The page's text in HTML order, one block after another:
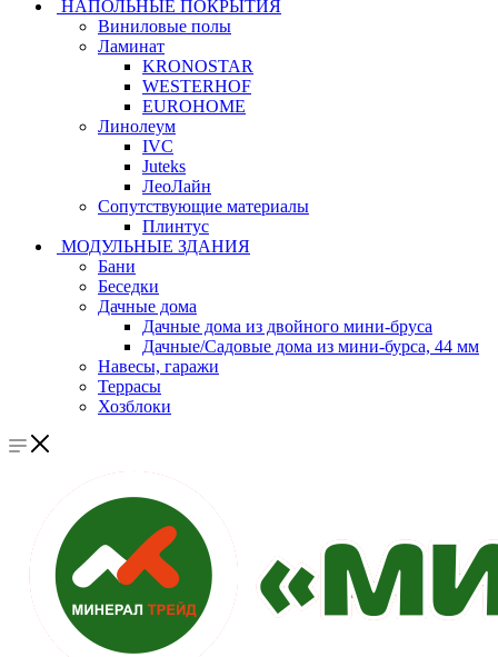
НАПОЛЬНЫЕ ПОКРЫТИЯ
Виниловые полы
Ламинат
KRONOSTAR
WESTERHOF
EUROHOME
Линолеум
IVC
Juteks
ЛеоЛайн
Сопутствующие материалы
Плинтус
МОДУЛЬНЫЕ ЗДАНИЯ
Бани
Беседки
Дачные дома
Дачные дома из двойного мини-бруса
Дачные/Садовые дома из мини-бурса, 44 мм
Навесы, гаражи
Террасы
Хозблоки